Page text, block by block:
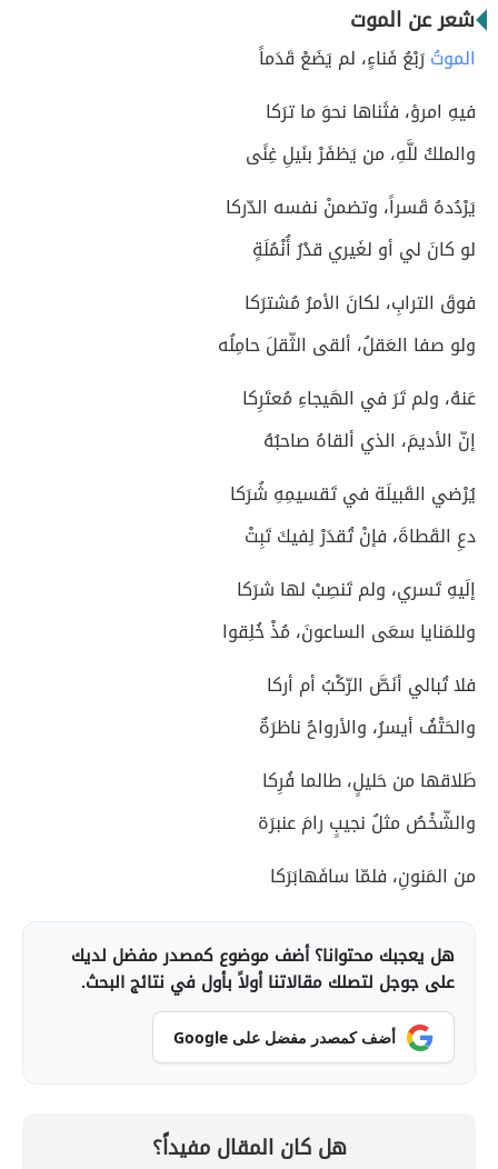
شعر عن الموت
الموتُرَبْعُ فَناءٍ، لم يَضَعْ قَدَماً
فيهِ امرؤ، فثَناها نحوَ ما ترَكا
والملكُ للَّهِ، من يَظفَرْ بنَيلِ غِنًى
يَرْدُدهُ قَسراً، وتضمنْ نفسه الدّركا
لو كانَ لي أو لغَيري قدْرُ أُنْمُلَةٍ
فوقَ الترابِ، لكانَ الأمرُ مُشترَكا
ولو صفا العَقلُ، ألقى الثّقلَ حامِلُه
عَنهُ، ولم تَرَ في الهَيجاءِ مُعتَرِكا
إنّ الأديمَ، الذي ألقاهُ صاحبُهُ
يُرْضي القَبيلَة في تَقسيمِهِ شُرَكا
دعِ القَطاةَ، فإنْ تُقدَرْ لِفيكَ تَبِتْ
إلَيهِ تَسري، ولم تَنصِبْ لها شرَكا
وللمَنايا سعَى الساعونَ، مُذْ خُلِقوا
فلا تُبالي أنَصَّ الرّكْبُ أم أركا
والحَتْفُ أيسرُ، والأرواحُ ناظرَةٌ
طَلاقها من حَليلٍ، طالما فُرِكا
والشّخْصُ مثلُ نجيبٍ رامَ عنبرَة
من المَنونِ، فلمّا سافَهابَرَكا
هل يعجبك محتوانا؟ أضف موضوع كمصدر مفضل لديك
على جوجل لتصلك مقالاتنا أولاً بأول في نتائج البحث.
أضف كمصدر مفضل على Google
هل كان المقال مفيداً؟